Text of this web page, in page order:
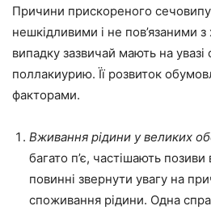
Причини прискореного
нешкідливими і не пов’язаними
випадку зазвичай мають на увазі
поллакиурию. Її розвиток
факторами.
Вживання рідини у великих
багато п’є, частішають позиви
повинні звернути увагу на
споживання рідини. Одна